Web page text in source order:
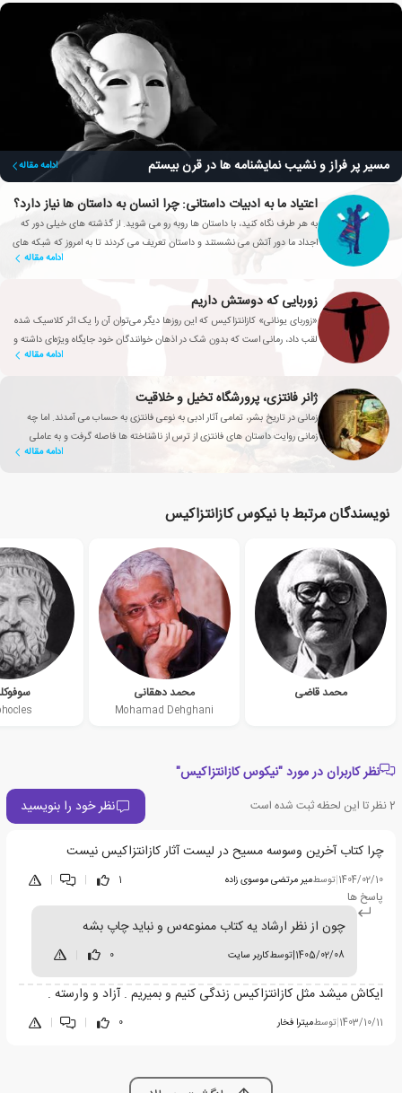
مسیر پر فراز و نشیب نمایشنامه ها در قرن بیستم ادامه مقاله
اعتیاد ما به ادبیات داستانی: چرا انسان به داستان ها نیاز دارد؟
به هر طرف نگاه کنید، با داستان ها روبه رو می شوید. از گذشته های خیلی دور که
اجداد ما دور آتش می نشستند و داستان تعریف می کردند تا به امروز که شبکه های
ادامه مقاله
زوربایی که دوستش داریم
«زوربای یونانی» کازانتزاکیس که این روزها دیگر می‌توان آن را یک اثر کلاسیک شده
لقب داد، رمانی است که بدون شک در اذهان خوانندگان خود جایگاه ویژه‌ای داشته و
ادامه مقاله
ژانر فانتزی، پرورشگاه تخیل و خلاقیت
زمانی در تاریخ بشر، تمامی آثار ادبی به نوعی فانتزی به حساب می آمدند. اما چه
زمانی روایت داستان های فانتزی از ترس از ناشناخته ها فاصله گرفت و به عاملی
ادامه مقاله
نویسندگان مرتبط با نیکوس کازانتزاکیس
محمد قاضی محمد دهقانی
Mohamad Dehghani
نظر کاربران در مورد "نیکوس کازانتزاکیس"
2نظر تا این لحظه ثبت شده است نظر خود را بنویسید
چرا کتاب آخرین وسوسه مسیح در لیست آثار کازانتزاکیس نیست
1404/02/10 توسطمیر مرتضی موسوی زاده 1
پاسخ ها
چون از نظر ارشاد یه کتاب ممنوعه‌س و نباید چاپ بشه
1405/02/08
|توسطکاربر سایت 0
ایکاش میشد مثل کازانتزاکیس زندگی کنیم و بمیریم . آزاد و وارسته .
1403/10/11 توسطمیترا فخار 0